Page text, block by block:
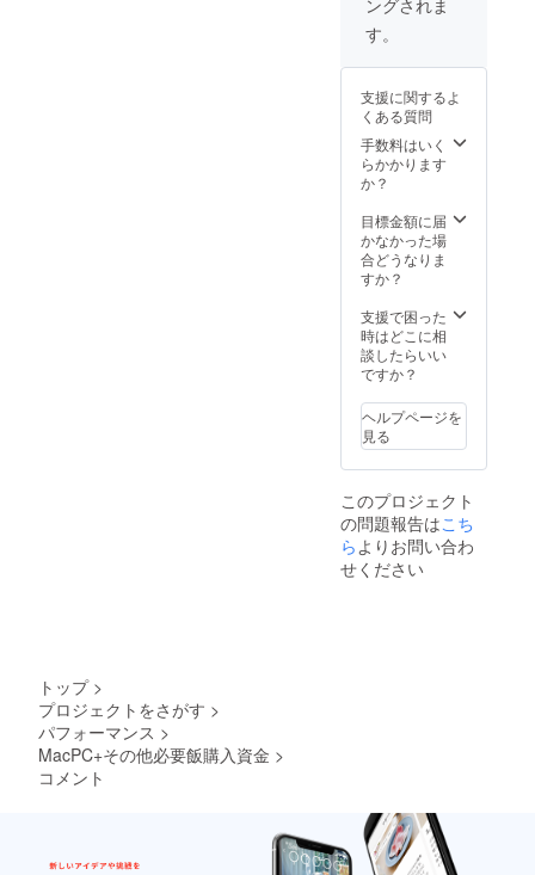
ングされま
す。
支援に関するよ
くある質問
手数料はいく
らかかります
か？
目標金額に届
かなかった場
合どうなりま
すか？
支援で困った
時はどこに相
談したらいい
ですか？
ヘルプページを
見る
このプロジェクト
の問題報告はこち
らよりお問い合わ
せください
トップ >
プロジェクトをさがす >
パフォーマンス >
MacPC+その他必要飯購入資金 >
コメント